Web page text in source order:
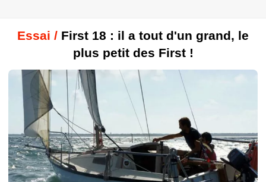
Bateaux.com
Voilier
Marques de voiliers Monocoques Classic Boat
de luxe
Construction amateur Nouveautés nautiques
de légende
Voile légère Balisage Dayboat
Emission Winch
Essai voilier Grands Voiliers Hivernage
Manoeuvre
Programme de navigation Refit Voilier transportable
Essai / First 18 : il a tout d'un grand, le
plus petit des First !